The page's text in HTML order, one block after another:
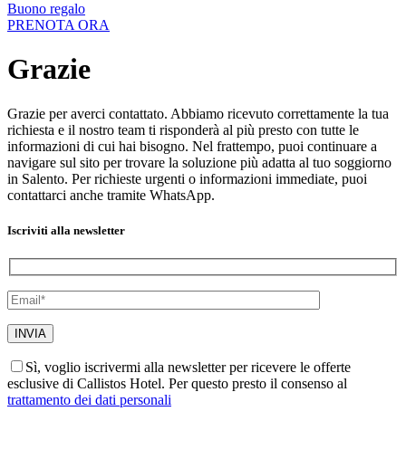
Buono regalo
PRENOTA ORA
Grazie
Grazie per averci contattato. Abbiamo ricevuto correttamente la tua
richiesta e il nostro team ti risponderà al più presto con tutte le
informazioni di cui hai bisogno. Nel frattempo, puoi continuare a
navigare sul sito per trovare la soluzione più adatta al tuo soggiorno
in Salento. Per richieste urgenti o informazioni immediate, puoi
contattarci anche tramite WhatsApp.
Iscriviti alla newsletter
Sì, voglio iscrivermi alla newsletter per ricevere le offerte
esclusive di Callistos Hotel. Per questo presto il consenso al
trattamento dei dati personali